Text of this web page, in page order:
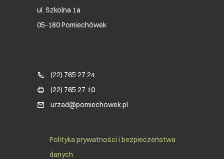
ul. Szkolna 1a
05-180 Pomiechówek
Blok kontaktowy (Footer)
(22) 765 27 24
(22) 765 27 10
urzad@pomiechowek.pl
Social Menu Footer
Polityka prywatności i bezpieczeństwa
danych